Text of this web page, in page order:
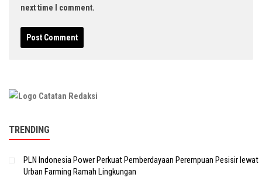
next time I comment.
TRENDING
PLN Indonesia Power Perkuat Pemberdayaan Perempuan Pesisir lewat
Urban Farming Ramah Lingkungan